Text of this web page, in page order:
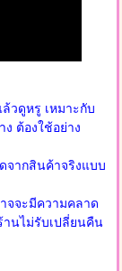
วดูหรู เหมาะกับ
ต้องใช้อย่าง
จากสินค้าจริงแบบ
จจะมีความคลาด
านไม่รับเปลี่ยนคืน